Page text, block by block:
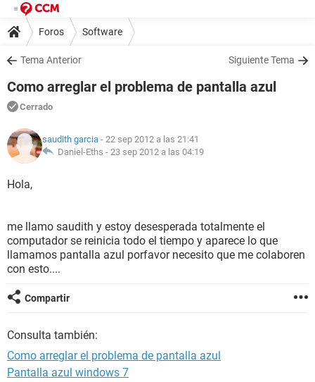
Foros Software
Tema Anterior Siguiente Tema
Como arreglar el problema de pantalla azul
Cerrado
saudith garcia - 22 sep 2012 a las 21:41
Daniel-Eths - 23 sep 2012 a las 04:19
Hola,
me llamo saudith y estoy desesperada totalmente el
computador se reinicia todo el tiempo y aparece lo que
llamamos pantalla azul porfavor necesito que me colaboren
con esto....
Compartir
Consulta también:
Como arreglar el problema de pantalla azul
Pantalla azul windows 7